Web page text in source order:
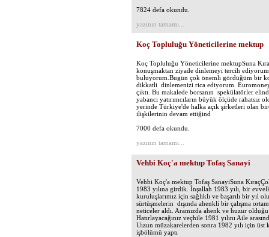
7824 defa okundu.
yazının tamamı...
Koç Topluluğu Yöneticilerine mektup
Koç Topluluğu Yöneticilerine mektupSuna
konuşmaktan ziyade dinlemeyi tercih
buluyorum.Bugün çok önemli gördüğüm bir
dikkatli dinlemenizi rica ediyorum.
çıktı. Bu makalede borsanın spekülatörler
yabancı yatırımcıların büyük ölçüde
yerinde Türkiye'de halka açık şirketleri olan
ilişkilerinin devam ettiğind
7000 defa okundu.
yazının tamamı...
Vehbi Koç'a mektup Tofaş Sanayi
Vehbi Koç'a mektup Tofaş SanayiSuna
1983 yılına girdik. İnşallah 1983 yılı, bir
kuruluşlarımız için sağlıklı ve başarılı bir yıl
sürtüşmelerin dışında ahenkli bir çalışma
neticeler aldı. Aramızda ahenk ve huzur
Hatırlayacağınız veçhile 1981 yılını Aile
Uızun müzakarelerden sonra 1982 yılı için üst
işbölümü yaptı